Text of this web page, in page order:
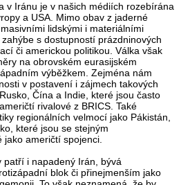
v Iránu je v našich médiích rozebírána
a USA. Mimo obav z jaderné
lidskými i materiálními
s dostupností prázdninových
či americkou politikou. Válka však
na obrovském eurasijském
výběžkem. Zejména nám
v postavení i zájmech takových
Čína a Indie, které jsou často
rivalové z BRICS. Také
regionálních velmocí jako Pákistán,
které jsou se stejným
jako američtí spojenci.
patří i napadený Irán, bývá
blok či přinejmenším jako